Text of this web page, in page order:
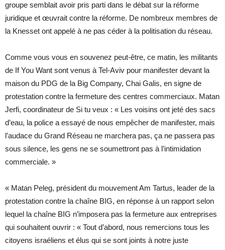
groupe semblait avoir pris parti dans le débat sur la réforme
juridique et œuvrait contre la réforme. De nombreux membres de
la Knesset ont appelé à ne pas céder à la politisation du réseau.
Comme vous vous en souvenez peut-être, ce matin, les militants
de If You Want sont venus à Tel-Aviv pour manifester devant la
maison du PDG de la Big Company, Chai Galis, en signe de
protestation contre la fermeture des centres commerciaux. Matan
Jerfi, coordinateur de Si tu veux : « Les voisins ont jeté des sacs
d’eau, la police a essayé de nous empêcher de manifester, mais
l’audace du Grand Réseau ne marchera pas, ça ne passera pas
sous silence, les gens ne se soumettront pas à l’intimidation
commerciale. »
« Matan Peleg, président du mouvement Am Tartus, leader de la
protestation contre la chaîne BIG, en réponse à un rapport selon
lequel la chaîne BIG n’imposera pas la fermeture aux entreprises
qui souhaitent ouvrir : « Tout d’abord, nous remercions tous les
citoyens israéliens et élus qui se sont joints à notre juste